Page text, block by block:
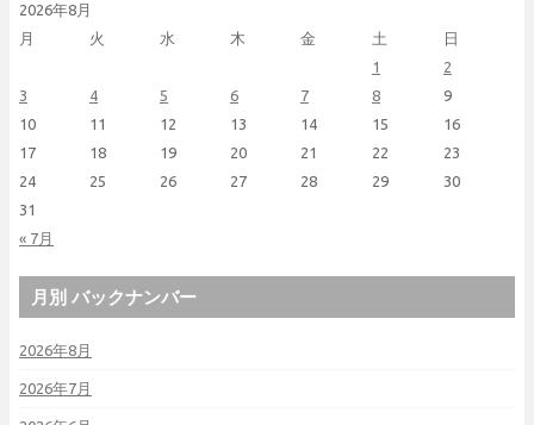
2026年8月
月
火 水 木 金 土 日
« 7月
1
2
3
4 5 6 7 8
9
10
11 12 13 14 15
16
17
18 19 20 21 22
23
24
25 26 27 28 29
30
31
月別 バックナンバー
2026年8月
2026年7月